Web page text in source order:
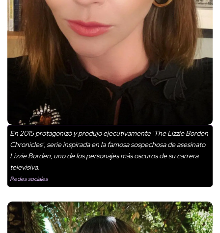
En 2015 protagonizó y produjo ejecutivamente 'The Lizzie Borden
Chronicles', serie inspirada en la famosa sospechosa de asesinato
Lizzie Borden, uno de los personajes más oscuros de su carrera
televisiva.
Redes sociales